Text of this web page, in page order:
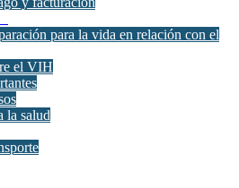
para la vida en relación con el
el VIH
la salud